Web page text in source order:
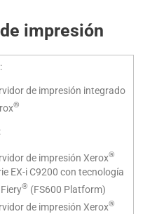
impresión
de impresión integrado
®
de impresión Xerox®
EX-i C9200 con tecnología
® (FS600 Platform)
de impresión Xerox®